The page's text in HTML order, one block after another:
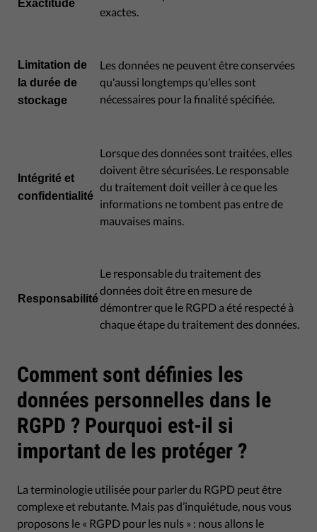
Exactitude
exactes.
Limitation de
la durée de
stockage
Les données ne peuvent être conservées
qu'aussi longtemps qu'elles sont
nécessaires pour la finalité spécifiée.
Intégrité et
confidentialité
Lorsque des données sont traitées, elles
doivent être sécurisées. Le responsable
du traitement doit veiller à ce que les
informations ne tombent pas entre de
mauvaises mains.
Responsabilité
Le responsable du traitement des
données doit être en mesure de
démontrer que le RGPD a été respecté à
chaque étape du traitement des données.
Comment sont définies les
données personnelles dans le
RGPD ? Pourquoi est-il si
important de les protéger ?
La terminologie utilisée pour parler du RGPD peut être
complexe et rebutante. Mais pas d’inquiétude, nous vous
proposons le « RGPD pour les nuls » : nous allons le